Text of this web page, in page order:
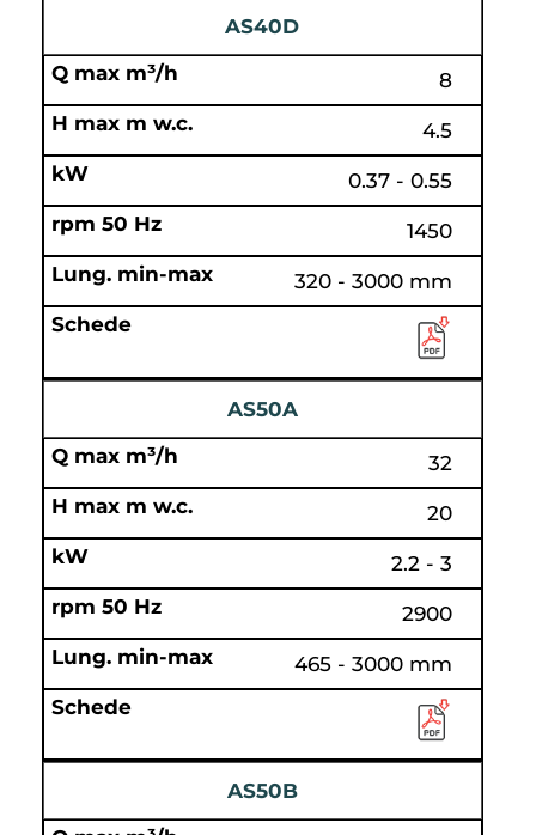
AS40D
8
4.5
0.37 - 0.55
1450
320 - 3000 mm
AS50A
32
20
2.2 - 3
2900
465 - 3000 mm
AS50B